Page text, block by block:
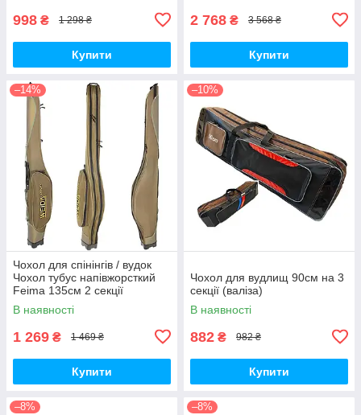
998 ₴ 1 298 ₴
Купити
2 768 ₴ 3 568 ₴
Купити
–14%
Чохол для спінінгів / вудок
Чохол тубус напівжорсткий
Feima 135см 2 секції
В наявності
1 269 ₴ 1 469 ₴
Купити
–10%
Чохол для вудлищ 90см на 3
секції (валіза)
В наявності
882 ₴ 982 ₴
Купити
–8% –8%